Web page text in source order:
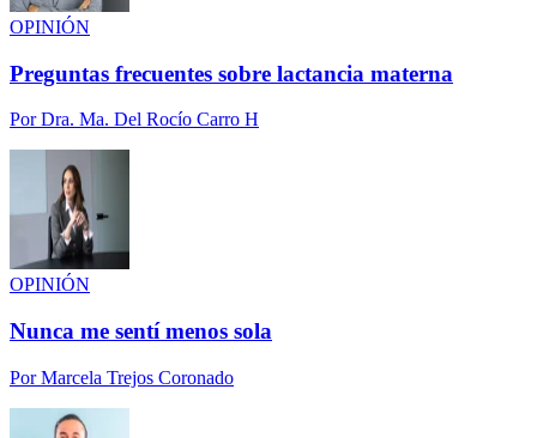
OPINIÓN
Preguntas frecuentes sobre lactancia materna
PorDra. Ma. Del Rocío Carro H
OPINIÓN
Nunca me sentí menos sola
PorMarcela Trejos Coronado